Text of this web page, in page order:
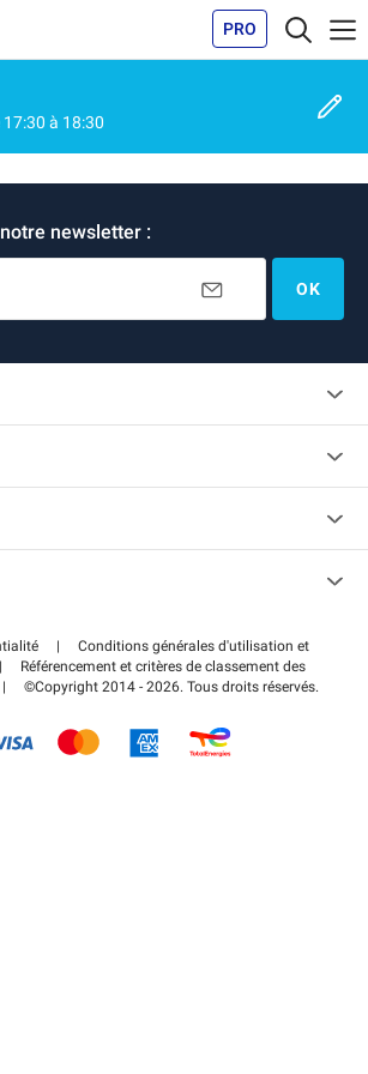
PRO
17:30 à 18:30
newsletter :
OK
partenaire
FLOW
|
Conditions générales d'utilisation et
|
Référencement et critères de classement des
| ©Copyright 2014 - 2026. Tous droits réservés.